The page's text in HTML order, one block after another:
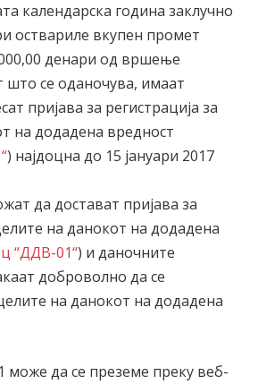
календарска година заклучно
оствариле вкупен промет
денари од вршење
што се оданочува, имаат
пријава за регистрација за
на додадена вредност
) најдоцна до 15 јануари 2017
да достават пријава за
на данокот на додадена
“ДДВ-01“) и даночните
доброволно да се
на данокот на додадена
може да се преземе преку веб-